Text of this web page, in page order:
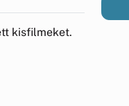
kisfilmeket.